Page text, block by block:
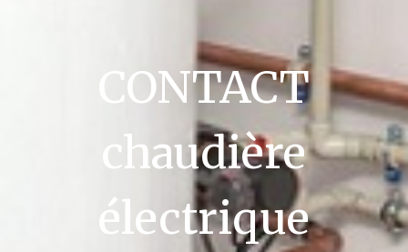
CONTACT
chaudière
électrique